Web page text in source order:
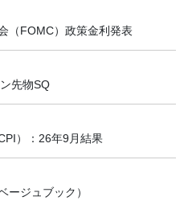
（FOMC）政策金利発表
先物SQ
）：26年9月結果
ージュブック）